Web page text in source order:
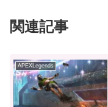
関連記事
APEXLegends